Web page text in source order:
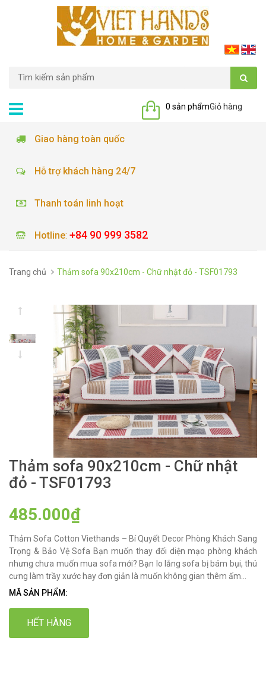
Giỏ hàng
0 sản phẩm
Giao hàng toàn quốc
Hỗ trợ khách hàng 24/7
Thanh toán linh hoạt
Hotline: +84 90 999 3582
Trang chủ Thảm sofa 90x210cm - Chữ nhật đỏ - TSF01793
Thảm sofa 90x210cm - Chữ nhật
đỏ - TSF01793
485.000₫
Thảm Sofa Cotton Viethands – Bí Quyết Decor Phòng Khách Sang
Trọng & Bảo Vệ Sofa Bạn muốn thay đổi diện mạo phòng khách
nhưng chưa muốn mua sofa mới? Bạn lo lắng sofa bị bám bụi, thú
cưng làm trầy xước hay đơn giản là muốn không gian thêm ấm...
MÃ SẢN PHẨM:
HẾT HÀNG